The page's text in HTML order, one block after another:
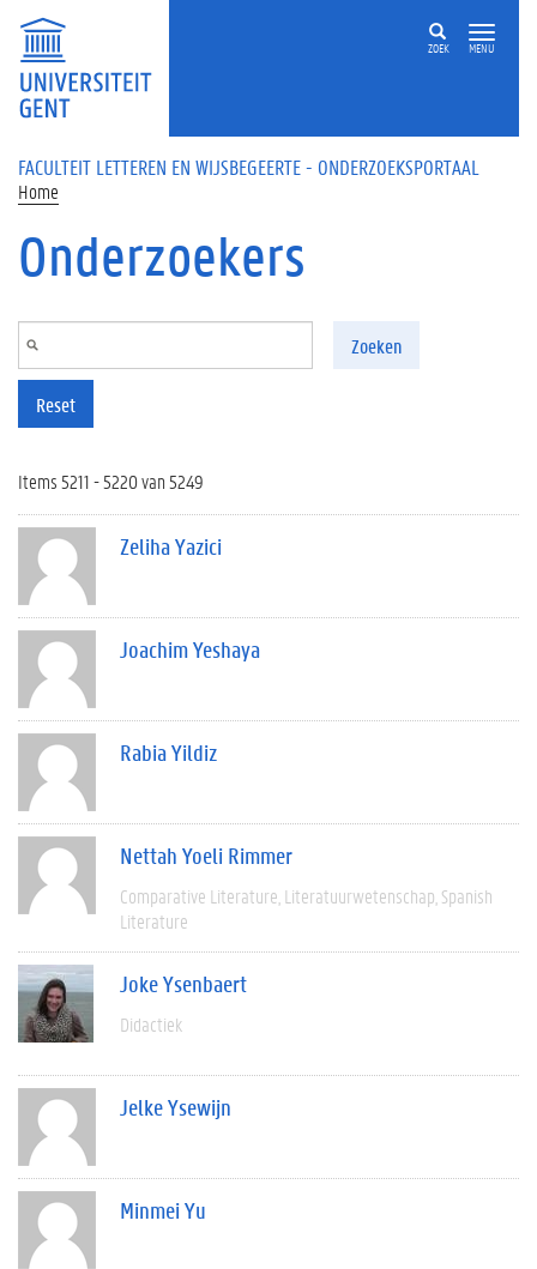
Overslaan en naar de inhoud gaan
ZOEK MENU
FACULTEIT LETTEREN EN WIJSBEGEERTE - ONDERZOEKSPORTAAL
Home
Onderzoekers
Zoeken
Reset
Items 5211 - 5220 van 5249
Zeliha Yazici
Joachim Yeshaya
Rabia Yildiz
Nettah Yoeli Rimmer
Comparative Literature Literatuurwetenschap Spanish
Literature
Joke Ysenbaert
Didactiek
Jelke Ysewijn
Minmei Yu